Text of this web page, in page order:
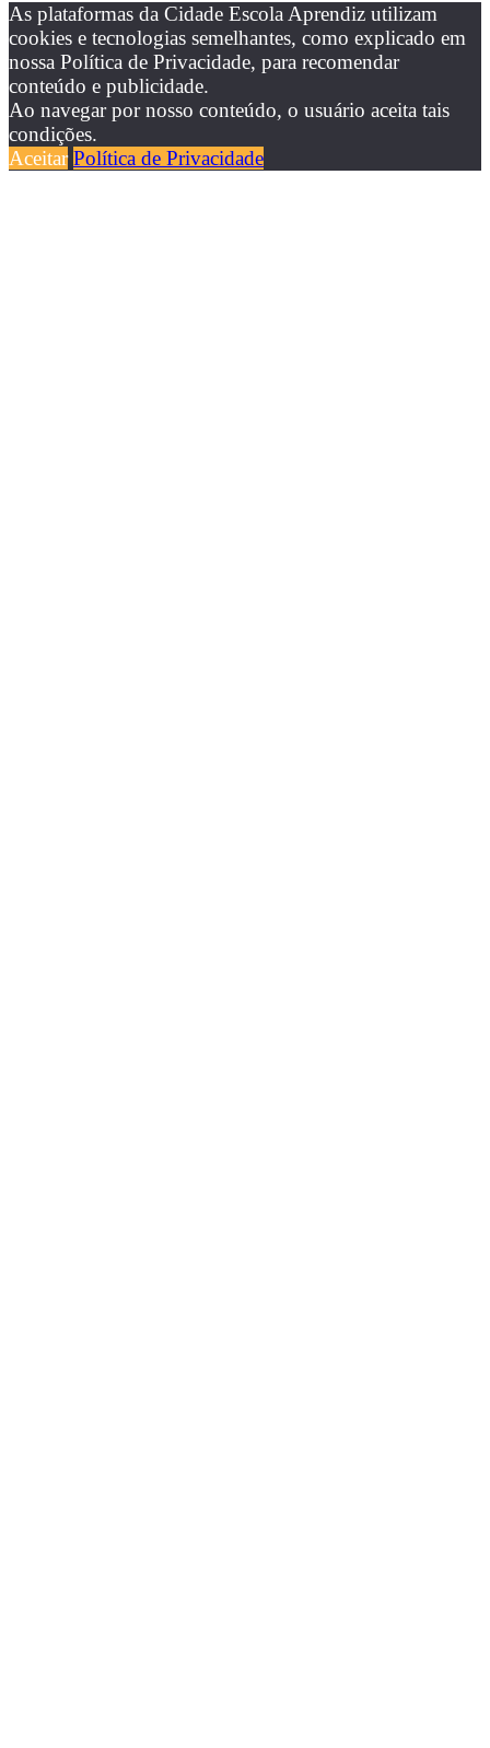
As plataformas da Cidade Escola Aprendiz utilizam
cookies e tecnologias semelhantes, como explicado em
nossa Política de Privacidade, para recomendar
conteúdo e publicidade.
Ao navegar por nosso conteúdo, o usuário aceita tais
condições.
Aceitar Política de Privacidade